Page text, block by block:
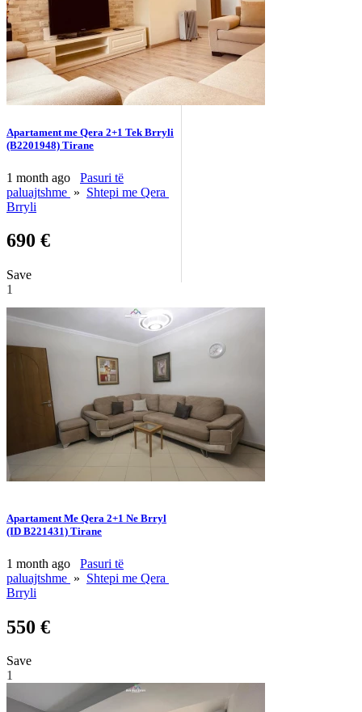
Apartament me Qera 2+1 Tek Brryli
(B2201948) Tirane
1 month ago
Pasuri të
paluajtshme » Shtepi me Qera
Brryli
690 €
Save
1
Apartament Me Qera 2+1 Ne Brryl
(ID B221431) Tirane
1 month ago
Pasuri të
paluajtshme » Shtepi me Qera
Brryli
550 €
Save
1